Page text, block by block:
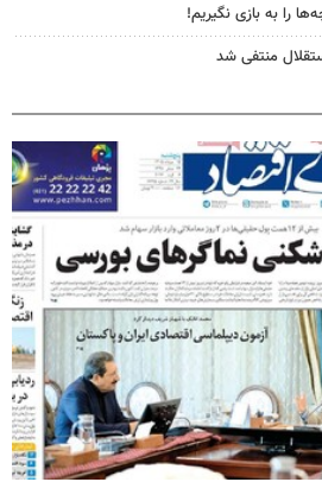
را به بازی نگیریم!
منتفی شد